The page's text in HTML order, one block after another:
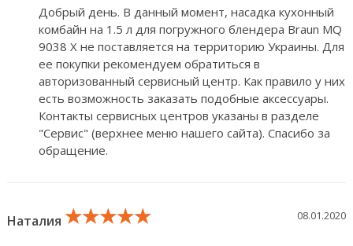
Добрый день. В данный момент, насадка кухонный
комбайн на 1.5 л для погружного блендера Braun MQ
9038 X не поставляется на территорию Украины. Для
ее покупки рекомендуем обратиться в
авторизованный сервисный центр. Как правило у них
есть возможность заказать подобные аксессуары.
Контакты сервисных центров указаны в разделе
"Сервис" (верхнее меню нашего сайта). Спасибо за
обращение.
Наталия ★★★★★
★★★★★
★★★★★ 08.01.2020